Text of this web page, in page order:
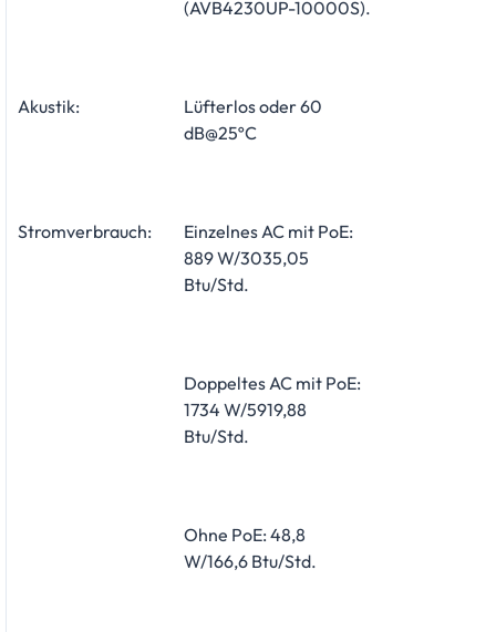
(AVB4230UP-10000S).
Akustik:
Lüfterlos oder 60
dB@25ºC
Stromverbrauch:
Einzelnes AC mit PoE:
889 W/3035,05
Btu/Std.
Doppeltes AC mit PoE:
1734 W/5919,88
Btu/Std.
Ohne PoE: 48,8
W/166,6 Btu/Std.